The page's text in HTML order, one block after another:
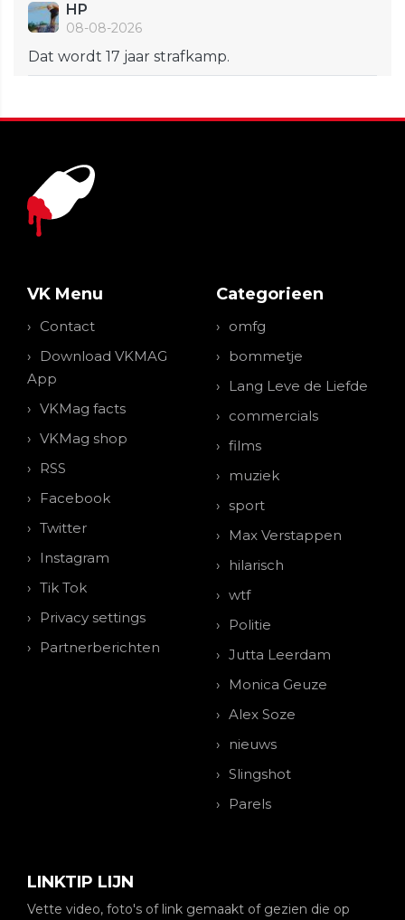
HP
08-08-2026
Dat wordt 17 jaar strafkamp.
VK Menu
Contact
Download VKMAG
App
VKMag facts
VKMag shop
RSS
Facebook
Twitter
Instagram
Tik Tok
Privacy settings
Partnerberichten
Categorieen
omfg
bommetje
Lang Leve de Liefde
commercials
films
muziek
sport
Max Verstappen
hilarisch
wtf
Politie
Jutta Leerdam
Monica Geuze
Alex Soze
nieuws
Slingshot
Parels
LINKTIP LIJN
Vette video, foto's of link gemaakt of gezien die op